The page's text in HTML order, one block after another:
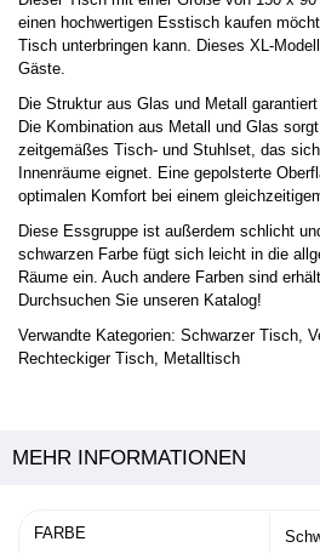
einen hochwertigen Esstisch kaufen
Tisch unterbringen kann. Dieses XL-
Gäste.
Die Struktur aus Glas und Metall
Die Kombination aus Metall und Glas
zeitgemäßes Tisch- und Stuhlset, das
Innenräume eignet. Eine gepolsterte
optimalen Komfort bei einem
Diese Essgruppe ist außerdem schlicht
schwarzen Farbe fügt sich leicht in die
Räume ein. Auch andere Farben sind
Durchsuchen Sie unseren Katalog!
Verwandte Kategorien: Schwarzer Tisch
Rechteckiger Tisch, Metalltisch
MEHR INFORMATIONEN
FARBE